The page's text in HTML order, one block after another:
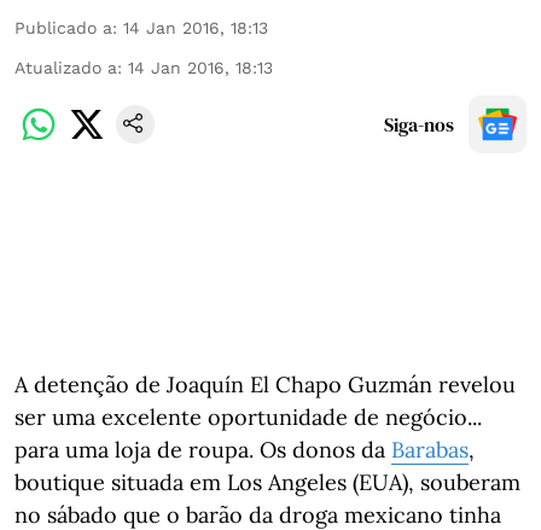
Publicado a: 14 Jan 2016, 18:13
Atualizado a: 14 Jan 2016, 18:13
Siga-nos
A detenção de Joaquín El Chapo Guzmán revelou
ser uma excelente oportunidade de negócio...
para uma loja de roupa. Os donos da Barabas,
boutique situada em Los Angeles (EUA), souberam
no sábado que o barão da droga mexicano tinha